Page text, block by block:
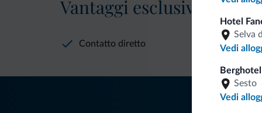
Hotel
Selva
Vedi
Sesto
Vedi
Vantaggi esclusivi
Contatto diretto